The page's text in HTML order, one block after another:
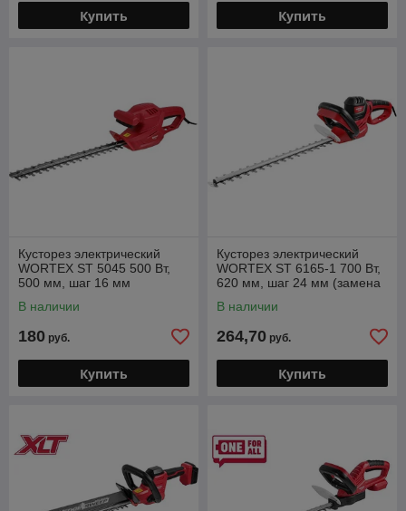
Купить Купить
Кусторез электрический
WORTEX ST 5045 500 Вт,
500 мм, шаг 16 мм
В наличии
180 руб.
Купить
Кусторез электрический
WORTEX ST 6165-1 700 Вт,
620 мм, шаг 24 мм (замена
В наличии
264,70 руб.
Купить